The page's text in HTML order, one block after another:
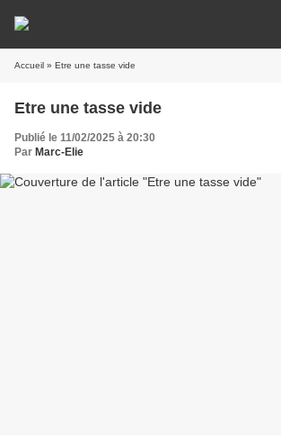
Accueil » Etre une tasse vide
Etre une tasse vide
Publié le 11/02/2025 à 20:30
Par Marc-Elie